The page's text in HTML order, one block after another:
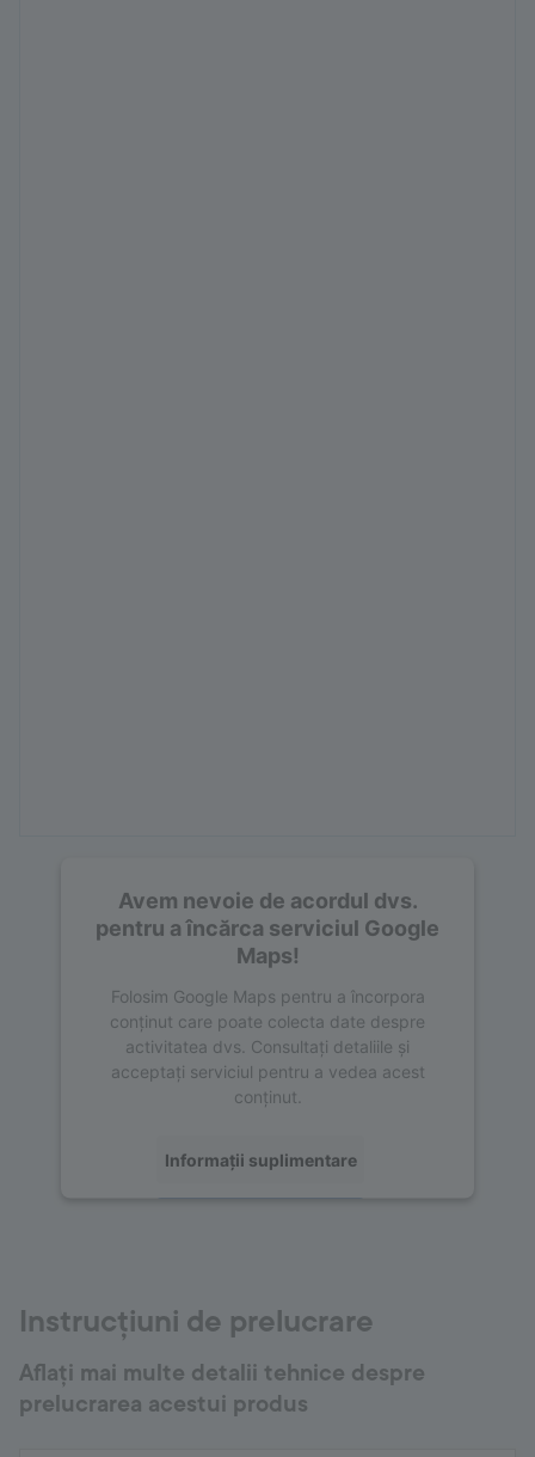
Avem nevoie de acordul dvs.
pentru a încărca serviciul Google
Maps!
Folosim Google Maps pentru a încorpora
conținut care poate colecta date despre
activitatea dvs. Consultați detaliile și
acceptați serviciul pentru a vedea acest
conținut.
Informații suplimentare
Instrucțiuni de prelucrare
Aflați mai multe detalii tehnice despre
prelucrarea acestui produs